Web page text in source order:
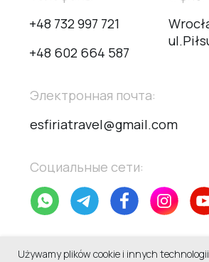
Używamy plików cookie i innych technologii